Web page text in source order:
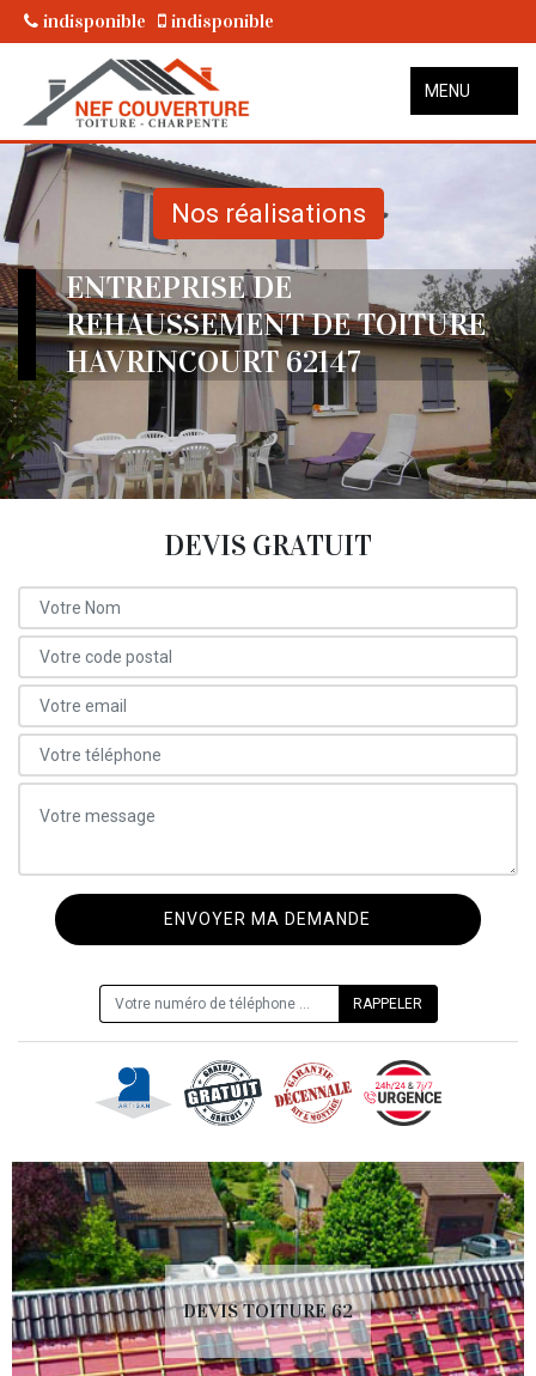
indisponible indisponible
MENU
Nos réalisations
ENTREPRISE DE
REHAUSSEMENT DE TOITURE
HAVRINCOURT 62147
DEVIS GRATUIT
DEVIS TOITURE 62